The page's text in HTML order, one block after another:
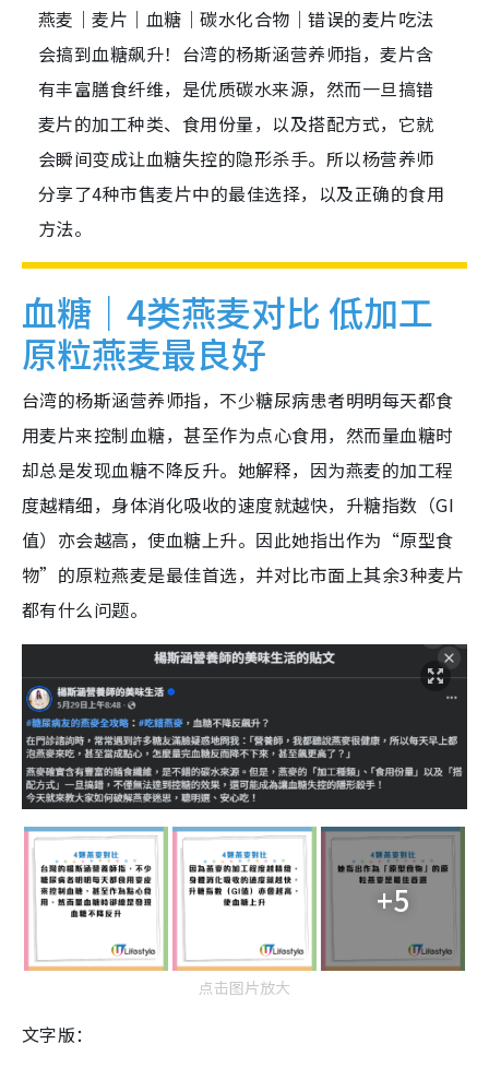
燕麦｜麦片｜血糖｜碳水化合物｜错误的麦片吃法
会搞到血糖飙升！台湾的杨斯涵营养师指，麦片含
有丰富膳食纤维，是优质碳水来源，然而一旦搞错
麦片的加工种类、食用份量，以及搭配方式，它就
会瞬间变成让血糖失控的隐形杀手。所以杨营养师
分享了4种市售麦片中的最佳选择，以及正确的食用
方法。
血糖｜4类燕麦对比 低加工
原粒燕麦最良好
台湾的杨斯涵营养师指，不少糖尿病患者明明每天都食
用麦片来控制血糖，甚至作为点心食用，然而量血糖时
却总是发现血糖不降反升。她解释，因为燕麦的加工程
度越精细，身体消化吸收的速度就越快，升糖指数（GI
值）亦会越高，使血糖上升。因此她指出作为“原型食
物”的原粒燕麦是最佳首选，并对比市面上其余3种麦片
都有什么问题。
+5
点击图片放大
文字版：